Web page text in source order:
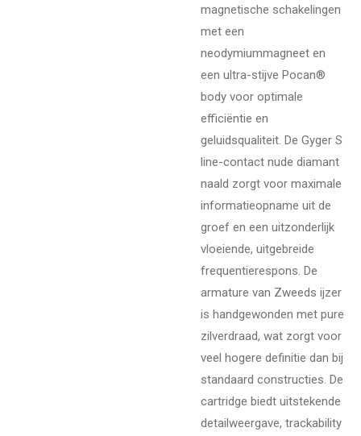
magnetische schakelingen
met een
neodymiummagneet en
een ultra-stijve Pocan®
body voor optimale
efficiëntie en
geluidsqualiteit. De Gyger S
line-contact nude diamant
naald zorgt voor maximale
informatieopname uit de
groef en een uitzonderlijk
vloeiende, uitgebreide
frequentierespons. De
armature van Zweeds ijzer
is handgewonden met pure
zilverdraad, wat zorgt voor
veel hogere definitie dan bij
standaard constructies. De
cartridge biedt uitstekende
detailweergave, trackability